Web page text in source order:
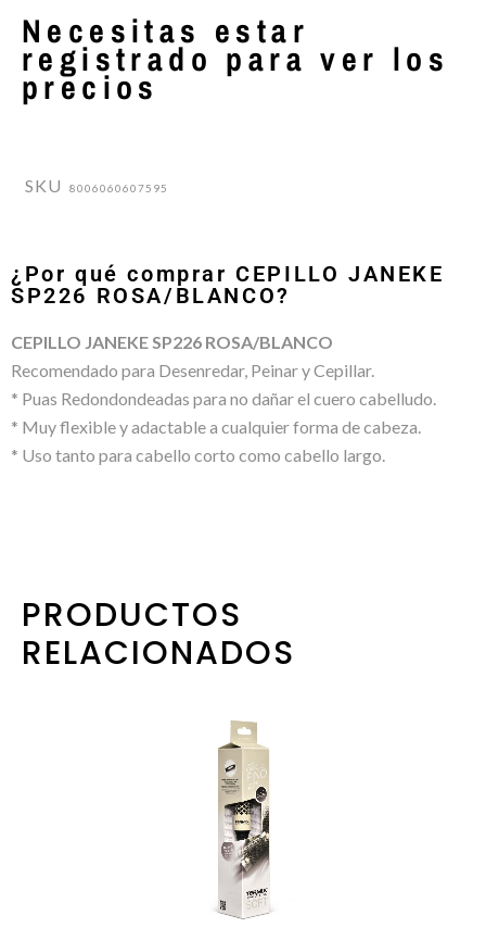
Necesitas estar
registrado para ver los
precios
SKU 8006060607595
¿Por qué comprar CEPILLO JANEKE
SP226 ROSA/BLANCO?
CEPILLO JANEKE SP226 ROSA/BLANCO
Recomendado para Desenredar, Peinar y Cepillar.
* Puas Redondondeadas para no dañar el cuero cabelludo.
* Muy flexible y adactable a cualquier forma de cabeza.
* Uso tanto para cabello corto como cabello largo.
PRODUCTOS
RELACIONADOS